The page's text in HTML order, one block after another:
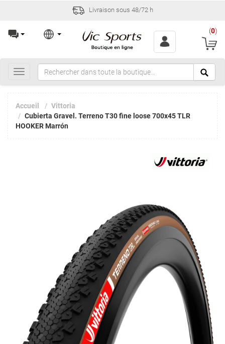
Livraison sous 48/72 h
(0)
Toggle
navigation
Accueil
Vittoria
Cubierta Gravel. Terreno T30 fine loose 700x45 TLR
HOOKER Marrón